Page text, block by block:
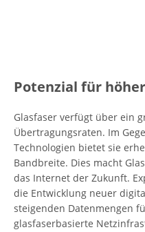
Potenzial für
Glasfaser verfügt über ein
Übertragungsraten. Im
Technologien bietet sie
Bandbreite. Dies macht
das Internet der Zukunft.
die Entwicklung neuer
steigenden Datenmengen
glasfaserbasierte